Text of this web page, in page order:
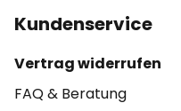
Kundenservice
Vertrag widerrufen
FAQ & Beratung